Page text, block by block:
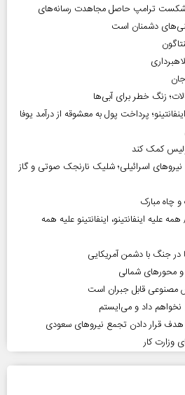
شکست ترامپ حاصل مجاهدت رسانه‌های
دشمنان است
زنگ خطر برای آبی‌ها
پرداخت پول به معشوقه از درآمد یوفا
کمک کند
اسرائیلی؛ شلیک نارنجک صوتی و گاز
چاه مبارک
علیه اینفانتینو، اینفانتینو علیه همه
در جنگ با دشمن آمریکایی
و محورهای شمالی
مصنوعی قابل جبران است
نخواهم داد و می‌ایستم
هدف قرار دادن تجمع نیروهای سعودی
وزارت کار